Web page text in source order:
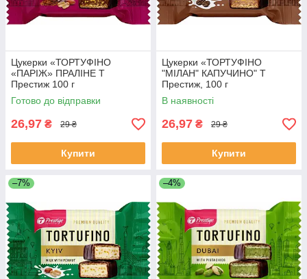
Цукерки «ТОРТУФІНО
«ПАРІЖ» ПРАЛІНЕ Т
Престиж 100 г
Готово до відправки
26,97 ₴ 29 ₴
Купити
Цукерки «ТОРТУФІНО
"МІЛАН" КАПУЧИНО" Т
Престиж, 100 г
В наявності
26,97 ₴ 29 ₴
Купити
–7% –4%